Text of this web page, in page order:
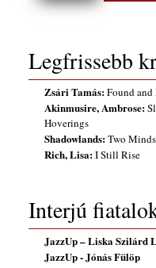
Legfrissebb
Zsári Tamás:Found and
Akinmusire, Ambrose:
Hoverings
Shadowlands:Two Minds
Rich, Lisa:I Still Rise
Interjú
JazzUp – Liska Szilárd
JazzUp - Jónás Fülöp